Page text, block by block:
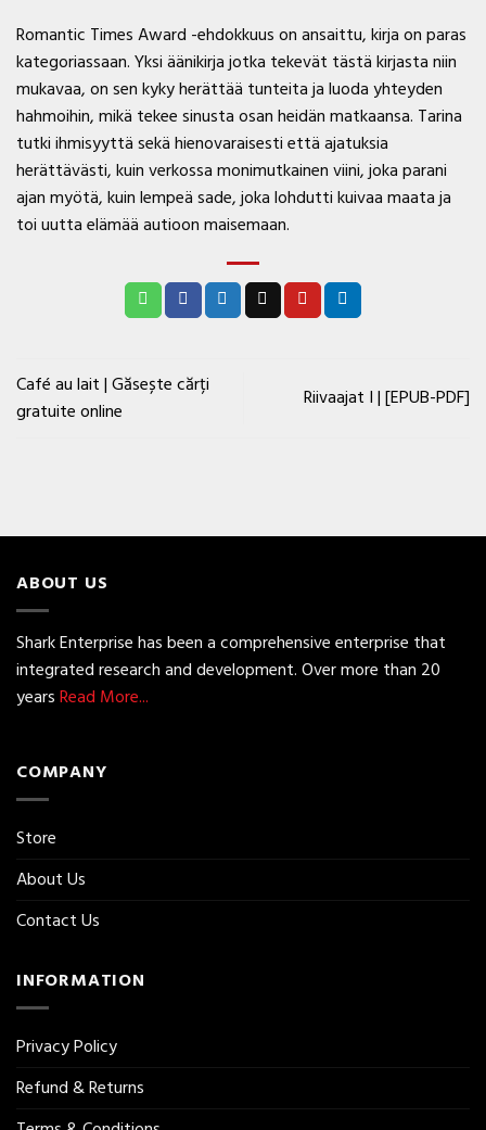
Romantic Times Award -ehdokkuus on ansaittu, kirja on paras
kategoriassaan. Yksi äänikirja jotka tekevät tästä kirjasta niin
mukavaa, on sen kyky herättää tunteita ja luoda yhteyden
hahmoihin, mikä tekee sinusta osan heidän matkaansa. Tarina
tutki ihmisyyttä sekä hienovaraisesti että ajatuksia
herättävästi, kuin verkossa monimutkainen viini, joka parani
ajan myötä, kuin lempeä sade, joka lohdutti kuivaa maata ja
toi uutta elämää autioon maisemaan.
Café au lait | Găsește cărți
gratuite online
Riivaajat I | [EPUB-PDF]
ABOUT US
Shark Enterprise has been a comprehensive enterprise that
integrated research and development. Over more than 20
yearsRead More...
COMPANY
Store
About Us
Contact Us
INFORMATION
Privacy Policy
Refund & Returns